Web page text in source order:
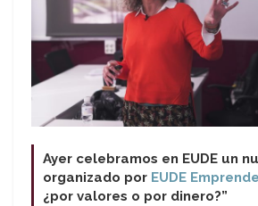
Ayer celebramos en EUDE un
organizado por EUDE Emprende
¿por valores o por dinero?”